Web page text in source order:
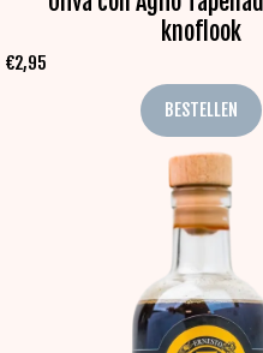
knoflook
€2,95
BESTELLEN